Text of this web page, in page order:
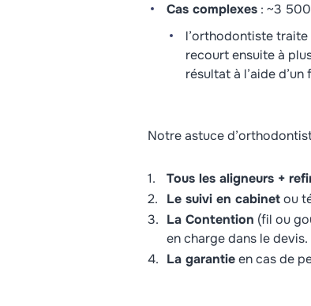
Cas complexes : ~3
l’orthodontiste
recourt ensuite à
résultat à l’aide
Notre astuce
Tous les aligneurs +
Le suivi en cabinetou
La Contention (fil ou
en charge dans le devis.
La garantieen cas de